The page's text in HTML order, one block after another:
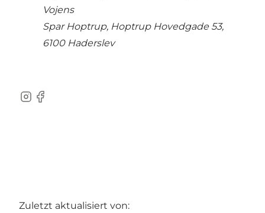
Vojens
Spar Hoptrup, Hoptrup Hovedgade 53,
6100 Haderslev
Instagram
Facebook
Zuletzt aktualisiert von: